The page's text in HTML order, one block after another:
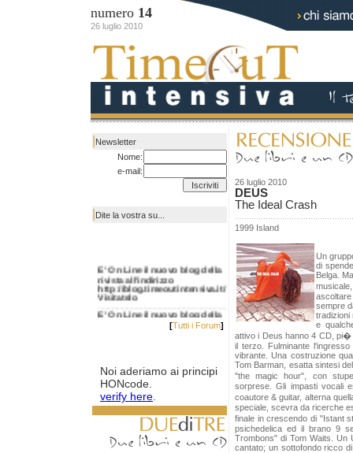
numero 14
26 luglio 2010
Newsletter
Nome:
e-mail:
Dite la vostra su...
E' On Line il nuovo blog della
rivista all'indirizzo
http://blog.timeoutintensiva.it/
Visitatelo
E' On Line il nuovo blog della
rivista all'indirizzo
http://blog.timeoutintensiva.it/
http://blog.timeoutintensiva.it.
Visitatelo
[Tutti i Forum]
Noi aderiamo ai principi
HONcode.
verify here
26 luglio 2010
DEUS
The Ideal Crash
1999 Island
Un
di
Belga.
sempre
tradizioni
e
attivo i Deus hanno 4 CD,
il terzo. Fulminante
vibrante. Una costruzione
Tom Barman, esatta sintesi
"the magic hour", con
sorprese. Gli impasti vocali
coautore & guitar, alterna
speciale, scevra da ricerche
finale in crescendo di "Istant
psichedelica ed il brano 9
Trombons" di Tom Waits. Un
cantato; un sottofondo ricco